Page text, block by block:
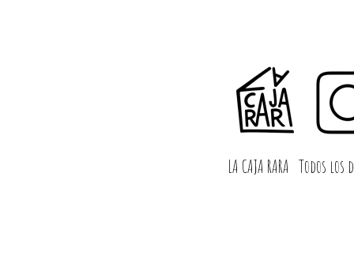
LA CAJA RARA Todos los